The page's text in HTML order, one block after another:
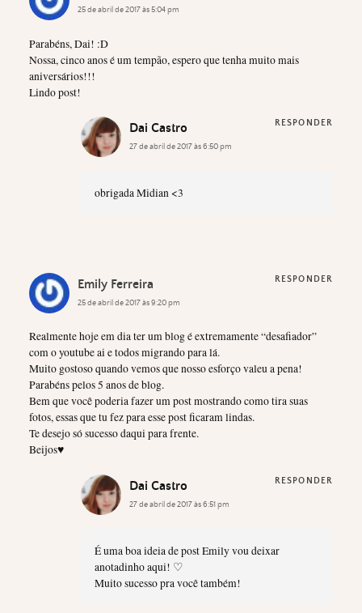
25 de abril de 2017 às 5:04 pm
Parabéns, Dai! :D
Nossa, cinco anos é um tempão, espero que tenha muito mais
aniversários!!!
Lindo post!
Dai Castro
27 de abril de 2017 às 6:50 pm
obrigada Midian <3
RESPONDER
Emily Ferreira
25 de abril de 2017 às 9:20 pm
Realmente hoje em dia ter um blog é extremamente “desafiador”
com o youtube ai e todos migrando para lá.
Muito gostoso quando vemos que nosso esforço valeu a pena!
Parabéns pelos 5 anos de blog.
Bem que você poderia fazer um post mostrando como tira suas
fotos, essas que tu fez para esse post ficaram lindas.
Te desejo só sucesso daqui para frente.
Beijos♥
RESPONDER
Dai Castro
27 de abril de 2017 às 6:51 pm
É uma boa ideia de post Emily vou deixar
anotadinho aqui! ♡
Muito sucesso pra você também!
RESPONDER